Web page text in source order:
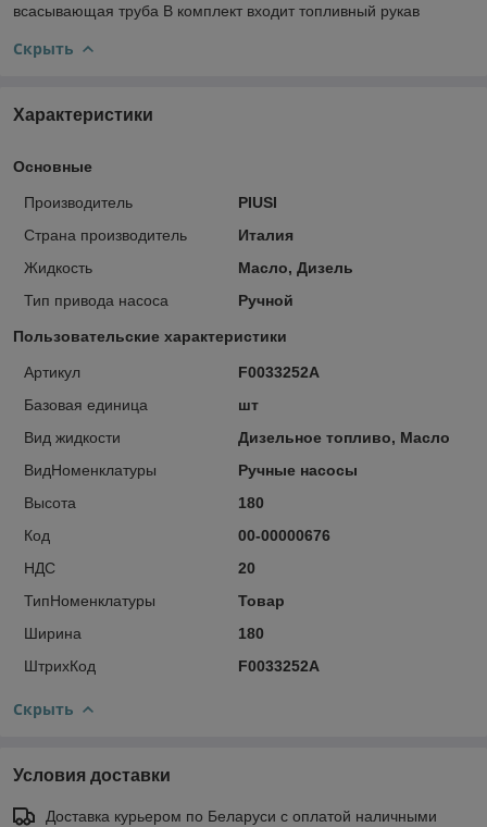
всасывающая труба В комплект входит топливный рукав
Скрыть
Характеристики
Основные
Производитель
PIUSI
Страна производитель
Италия
Жидкость
Масло, Дизель
Тип привода насоса
Ручной
Пользовательские характеристики
Артикул
F0033252A
Базовая единица
шт
Вид жидкости
Дизельное топливо, Масло
ВидНоменклатуры
Ручные насосы
Высота
180
Код
00-00000676
НДС
20
ТипНоменклатуры
Товар
Ширина
180
ШтрихКод
F0033252A
Скрыть
Условия доставки
Доставка курьером по Беларуси с оплатой наличными